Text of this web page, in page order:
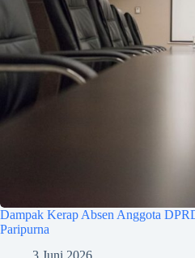
Dampak Kerap Absen Anggota
Paripurna